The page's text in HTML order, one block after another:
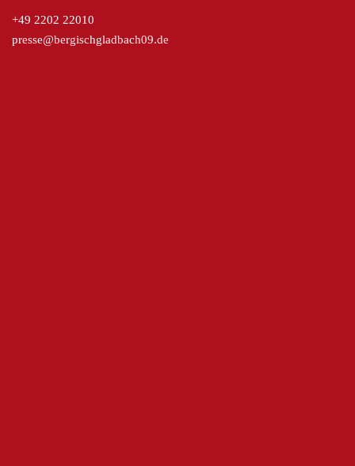
+49 2202 22010
presse@bergischgladbach09.de